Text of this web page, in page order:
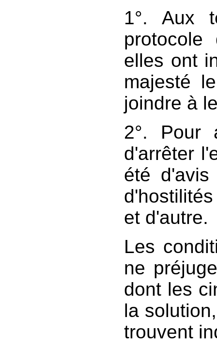
1°. Aux
protocole
elles ont
majesté
joindre à
2°. Pour
d'arrêter
été d'avis
et d'autre.
Les
ne
dont les
la
trouvent